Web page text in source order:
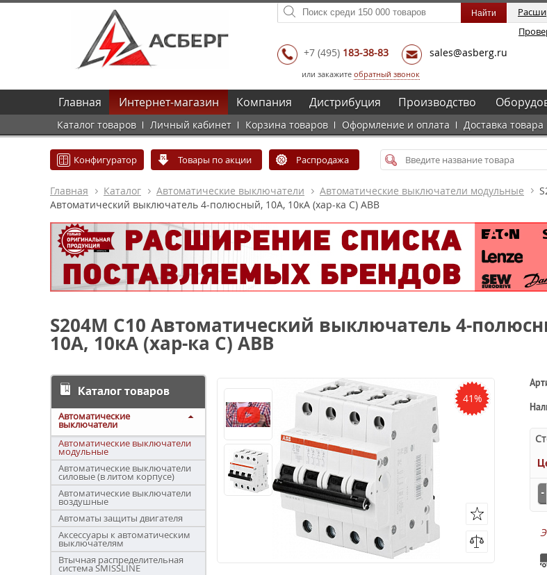
+7 (495) 183-38-83 sales@asberg.ru
или закажите обратный звонок
Главная Интернет-магазин
Каталог товаров Личный кабинет Корзина товаров Оформление и оплата Доставка товара
Компания Дистрибуция Производство
Конфигуратор Товары по акции Распродажа
Главная Каталог Автоматические выключатели Автоматические выключатели модульные
Автоматический выключатель 4-полюсный, 10А, 10кА (хар-ка C) ABB
S204M C10 Автоматический выключатель 4-
10А, 10кА (хар-ка C) ABB
Каталог товаров
Автоматические
выключатели
Автоматические выключатели
модульные
Автоматические выключатели
силовые (в литом корпусе)
Автоматические выключатели
воздушные
Автоматы защиты двигателя
Аксессуары к автоматическим
выключателям
Втычная распределительная
система SMISSLINE
41%